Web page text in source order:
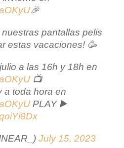
🎉
nuestras pantallas pelis
estas vacaciones! 🥳
a las 16h y 18h en
📺
a toda hora en
PLAY ▶️
July 15, 2023